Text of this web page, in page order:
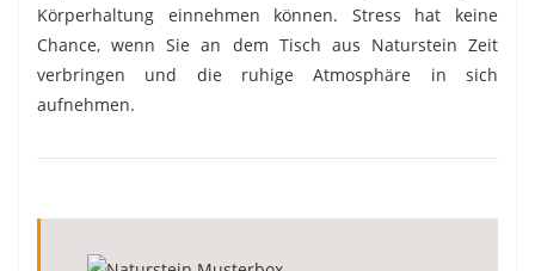
Körperhaltung einnehmen können. Stress hat keine
Chance, wenn Sie an dem Tisch aus Naturstein Zeit
verbringen und die ruhige Atmosphäre in sich
aufnehmen.